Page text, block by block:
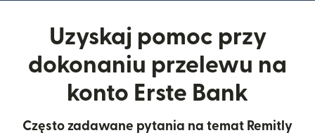
Uzyskaj pomoc przy
dokonaniu przelewu na
konto Erste Bank
Często zadawane pytania na temat Remitly